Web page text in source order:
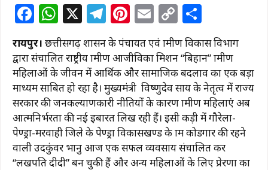
F
c
e
b
o
o
k
W
h
at
s
A
p
p
X T
el
e
g
ra
m
Pi
te
re
st
E
m
ai
l
C
o
p
y
Li
n
k
h
ar
e
रायपुर। छत्तीसगढ़ शासन के पंचायत एवं ग्रामीण विकास विभाग
द्वारा संचालित राष्ट्रीय ग्रामीण आजीविका मिशन “बिहान” ग्रामीण
महिलाओं के जीवन में आर्थिक और सामाजिक बदलाव का एक बड़ा
माध्यम साबित हो रहा है। मुख्यमंत्री विष्णुदेव साय के नेतृत्व में राज्य
सरकार की जनकल्याणकारी नीतियों के कारण ग्रामीण महिलाएं अब
आत्मनिर्भरता की नई इबारत लिख रही हैं। इसी कड़ी में गौरेला-
पेण्ड्रा-मरवाही जिले के पेण्ड्रा विकासखण्ड के ग्राम कोडगार की रहने
वाली उदकुंवर भानु आज एक सफल व्यवसाय संचालित कर
“लखपति दीदी” बन चुकी हैं और अन्य महिलाओं के लिए प्रेरणा का